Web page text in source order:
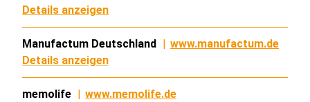
Details anzeigen
Manufactum Deutschland
www.manufactum.de
Details anzeigen
memolife
www.memolife.de